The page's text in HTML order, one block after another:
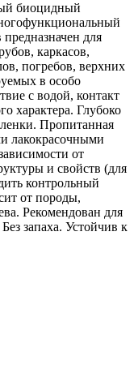
биоцидный
для
каркасов,
погребов, верхних
в особо
с водой, контакт
характера. Глубоко
Пропитанная
лакокрасочными
от
и свойств (для
контрольный
от породы,
Рекомендован для
запаха. Устойчив к